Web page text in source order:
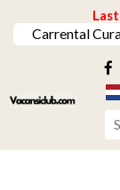
Carrental